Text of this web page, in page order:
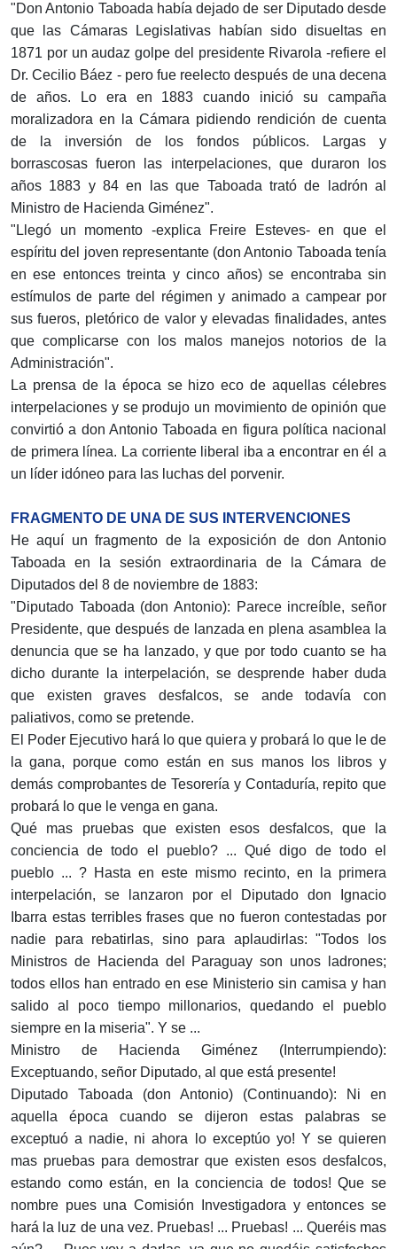
"Don Antonio Taboada había dejado de ser Diputa­do desde
que las Cámaras Legislativas habían sido disueltas en
1871 por un audaz golpe del presidente Rivarola -refiere el
Dr. Cecilio Báez - pero fue reelecto después de una decena
de años. Lo era en 1883 cuando inició su campaña
moralizadora en la Cámara pidiendo rendición de cuenta
de la inversión de los fondos públi­cos. Largas y
borrascosas fueron las interpelaciones, que duraron los
años 1883 y 84 en las que Taboada trató de ladrón al
Ministro de Hacienda Giménez".
"Llegó un momento -explica Freire Esteves- en que el
espíritu del joven representante (don Antonio Taboada tenía
en ese entonces treinta y cinco años) se encontraba sin
estímulos de parte del régimen y animado a campear por
sus fueros, pletórico de valor y elevadas finalidades, antes
que complicarse con los ma­los manejos notorios de la
Administración".
La prensa de la época se hizo eco de aquellas céle­bres
interpelaciones y se produjo un movimiento de opi­nión que
convirtió a don Antonio Taboada en figura política nacional
de primera línea. La corriente liberal iba a encontrar en él a
un líder idóneo para las luchas del porvenir.
FRAGMENTO DE UNA DE SUS INTERVENCIONES
He aquí un fragmento de la exposición de don Anto­nio
Taboada en la sesión extraordinaria de la Cámara de
Diputados del 8 de noviembre de 1883:
"Diputado Taboada (don Antonio): Parece increíble, señor
Presidente, que después de lanzada en plena asam­blea la
denuncia que se ha lanzado, y que por todo cuan­to se ha
dicho durante la interpelación, se desprende haber duda
que existen graves desfalcos, se ande todavía con
paliativos, como se pretende.
El Poder Ejecutivo hará lo que quiera y probará lo que le de
la gana, porque como están en sus manos los libros y
demás comprobantes de Tesorería y Contaduría, repito que
probará lo que le venga en gana.
Qué mas pruebas que existen esos desfalcos, que la
conciencia de todo el pueblo? ... Qué digo de todo el
pueblo ... ? Hasta en este mismo recinto, en la primera
interpelación, se lanzaron por el Diputado don Ignacio
Ibarra estas terribles frases que no fueron contestadas por
nadie para rebatirlas, sino para aplaudirlas: "Todos los
Ministros de Hacienda del Paraguay son unos la­drones;
todos ellos han entrado en ese Ministerio sin camisa y han
salido al poco tiempo millonarios, que­dando el pueblo
siempre en la miseria". Y se ...
Ministro de Hacienda Giménez (Interrumpiendo):
Exceptuando, señor Diputado, al que está presente!
Diputado Taboada (don Antonio) (Continuando): Ni en
aquella época cuando se dijeron estas palabras se
exceptuó a nadie, ni ahora lo exceptúo yo! Y se quieren
mas pruebas para demostrar que existen esos desfalcos,
estando como están, en la conciencia de todos! Que se
nombre pues una Comisión Investigadora y en­tonces se
hará la luz de una vez. Pruebas! ... Pruebas! ... Queréis mas